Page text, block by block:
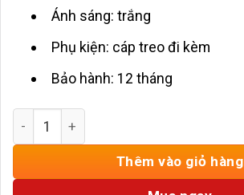
Ánh sáng: trắng
Phụ kiện: cáp treo đi kèm
Bảo hành: 12 tháng
Thêm vào giỏ hàng